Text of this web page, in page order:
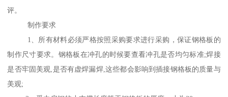
评。
制作要求
1、所有材料必须严格按照采购要求进行采购，保证钢格板的
制作尺寸要求。钢格板在冲孔的时候要查看冲孔是否均匀标准;焊接
是否牢固美观,是否有虚焊漏焊,这些都会影响到插接钢格板的质量与
美观;